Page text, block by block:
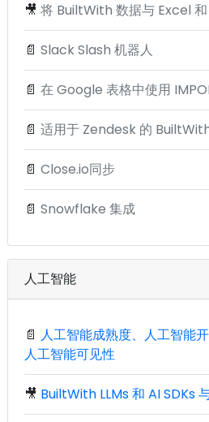
🎥 将 BuiltWith 数据与 Excel
📄 Slack Slash 机器人
📄 在 Google 表格中使用
📄 适用于 Zendesk 的
📄 Close.io同步
📄 Snowflake 集成
人工智能
📄 人工智能成熟度、人工智能
人工智能可见性
🎥 BuiltWith LLMs 和 AI SDKs